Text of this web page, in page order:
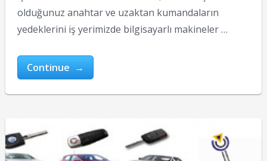
olduğunuz anahtar ve uzaktan kumandaların
yedeklerini iş yerimizde bilgisayarlı makineler …
Continue →